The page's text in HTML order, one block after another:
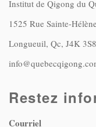
Institut de Qigong du
1525 Rue Sainte-Hélène
Longueuil, Qc, J4K 3S8
Restez
Courriel